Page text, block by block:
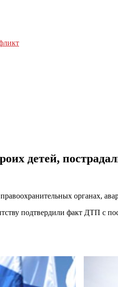
детей,
органах,
подтвердили факт ДТП с